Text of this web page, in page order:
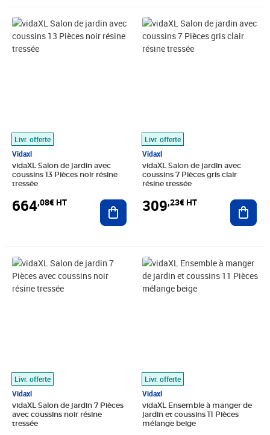
Livr. offerte
Vidaxl
vidaXL Salon de jardin avec
coussins 13 Pièces noir résine
tressée
664,08€ HT
Prix 664,08€ HT
Ajouter au panier
Livr. offerte
Vidaxl
vidaXL Salon de jardin avec
coussins 7 Pièces gris clair
résine tressée
309,23€ HT
Prix 309,23€ HT
Livr. offerte
Vidaxl
vidaXL Salon de jardin 7 Pièces
avec coussins noir résine
tressée
Prix 403,24€ HT
Livr. offerte
Vidaxl
vidaXL Ensemble à manger de
jardin et coussins 11 Pièces
mélange beige
Prix barré 673,33€ HT
Prix 414,08€ HT